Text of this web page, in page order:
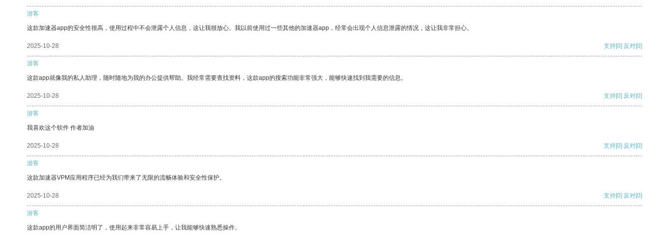
游客
这款加速器app的安全性很高，使用过程中不会泄露个人信息，这让我很放心。我以前使用过一些其他的加速器app，经常会出现个人信息泄露的情况，这让我非常担心。
2025-10-28 支持[0] 反对[0]
游客
这款app就像我的私人助理，随时随地为我的办公提供帮助。我经常需要查找资料，这款app的搜索功能非常强大，能够快速找到我需要的信息。
2025-10-28 支持[0] 反对[0]
游客
我喜欢这个软件 作者加油
2025-10-28 支持[0] 反对[0]
游客
这款加速器VPM应用程序已经为我们带来了无限的流畅体验和安全性保护。
2025-10-28 支持[0] 反对[0]
游客
这款app的用户界面简洁明了，使用起来非常容易上手，让我能够快速熟悉操作。